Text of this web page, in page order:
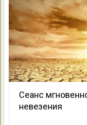
Сеанс
невезения